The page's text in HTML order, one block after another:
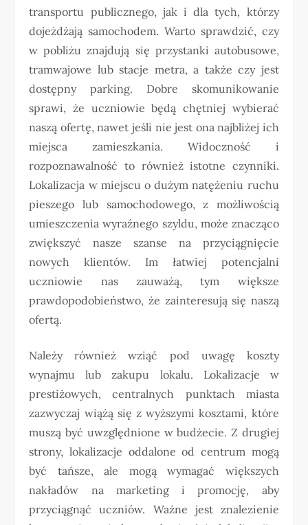
transportu publicznego, jak i dla tych, którzy
dojeżdżają samochodem. Warto sprawdzić, czy
w pobliżu znajdują się przystanki autobusowe,
tramwajowe lub stacje metra, a także czy jest
dostępny parking. Dobre skomunikowanie
sprawi, że uczniowie będą chętniej wybierać
naszą ofertę, nawet jeśli nie jest ona najbliżej ich
miejsca zamieszkania. Widoczność i
rozpoznawalność to również istotne czynniki.
Lokalizacja w miejscu o dużym natężeniu ruchu
pieszego lub samochodowego, z możliwością
umieszczenia wyraźnego szyldu, może znacząco
zwiększyć nasze szanse na przyciągnięcie
nowych klientów. Im łatwiej potencjalni
uczniowie nas zauważą, tym większe
prawdopodobieństwo, że zainteresują się naszą
ofertą.
Należy również wziąć pod uwagę koszty
wynajmu lub zakupu lokalu. Lokalizacje w
prestiżowych, centralnych punktach miasta
zazwyczaj wiążą się z wyższymi kosztami, które
muszą być uwzględnione w budżecie. Z drugiej
strony, lokalizacje oddalone od centrum mogą
być tańsze, ale mogą wymagać większych
nakładów na marketing i promocję, aby
przyciągnąć uczniów. Ważne jest znalezienie